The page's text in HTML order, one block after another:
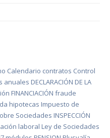
Calendario contratos Control
anuales DECLARACIÓN DE LA
FINANCIACIÓN fraude
hipotecas Impuesto de
Sociedades INSPECCIÓN
laboral Ley de Sociedades